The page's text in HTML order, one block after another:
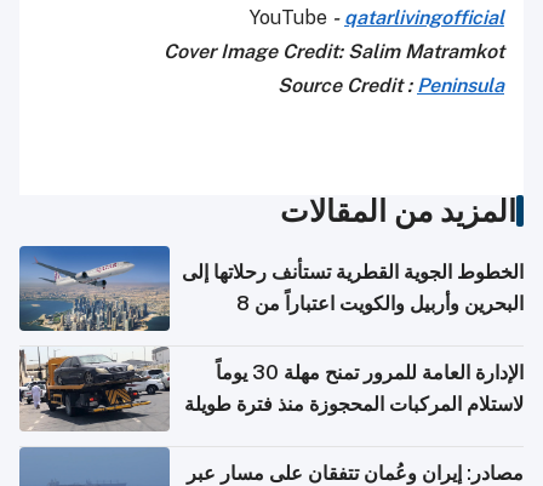
YouTube - qatarlivingofficial
Cover Image Credit: Salim Matramkot
Source Credit : Peninsula
المزيد من المقالات
الخطوط الجوية القطرية تستأنف رحلاتها إلى
البحرين وأربيل والكويت اعتباراً من 8
الإدارة العامة للمرور تمنح مهلة 30 يوماً
لاستلام المركبات المحجوزة منذ فترة طويلة
مصادر: إيران وعُمان تتفقان على مسار عبر